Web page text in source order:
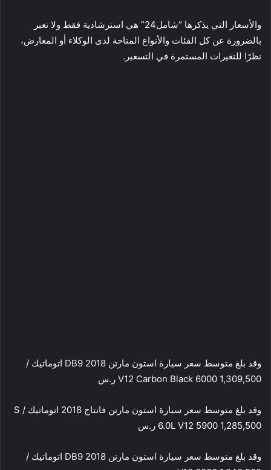
والأسعار التي يذكرها “شامل24” هي استرشادية فقط ولا تعبر
بالضرورة عن كل الفئات والأنواع المتاحة لدى الوكلاء أو المعارض،
نظرًا للتغيرات المستمرة في التسعير.
وقد بلغ متوسط سعر سيارة استون مارتن DB9 2018 اتوماتيك /
V12 Carbon Black 6000 1,309,500 ر.س
وقد بلغ متوسط سعر سيارة استون مارتن فانتاج 2018 اتوماتيك / S
6.0L V12 5900 1,285,500 ر.س
وقد بلغ متوسط سعر سيارة استون مارتن DB9 2018 اتوماتيك /